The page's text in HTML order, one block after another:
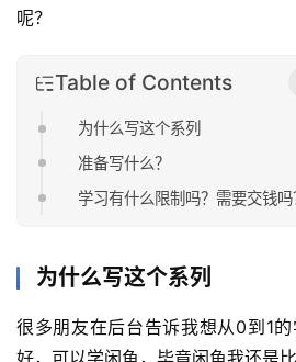
呢？
Table of Contents
为什么写这个系列
准备写什么？
学习有什么限制吗？需要交钱吗
为什么写这个系列
很多朋友在后台告诉我想从0到1